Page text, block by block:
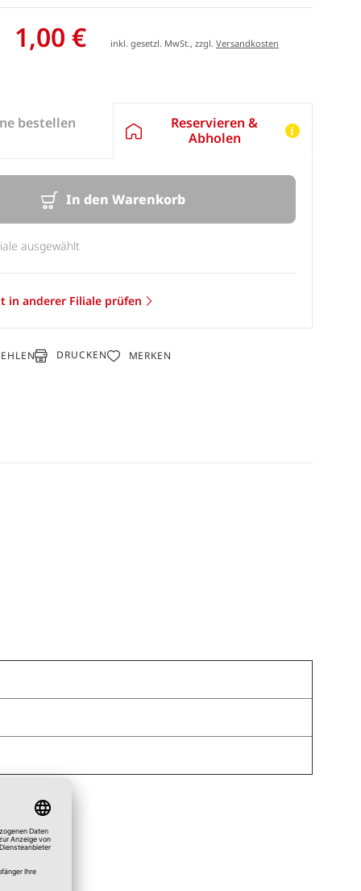
1,00 € inkl. gesetzl. MwSt., zzgl.Versandkosten
bestellen
Reservieren &
Abholen
In den Warenkorb
ausgewählt
in anderer Filiale prüfen
DRUCKEN MERKEN